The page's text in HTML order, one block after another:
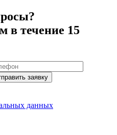
в течение 15
заявку
данных